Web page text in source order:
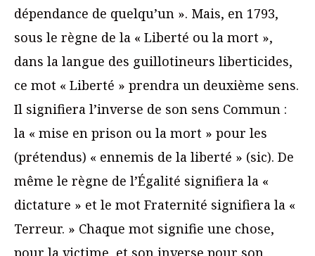
dépendance de quelqu’un ». Mais, en 1793,
sous le règne de la « Liberté ou la mort »,
dans la langue des guillotineurs liberticides,
ce mot « Liberté » prendra un deuxième sens.
Il signifiera l’inverse de son sens Commun :
la « mise en prison ou la mort » pour les
(prétendus) « ennemis de la liberté » (sic). De
même le règne de l’Égalité signifiera la «
dictature » et le mot Fraternité signifiera la «
Terreur. » Chaque mot signifie une chose,